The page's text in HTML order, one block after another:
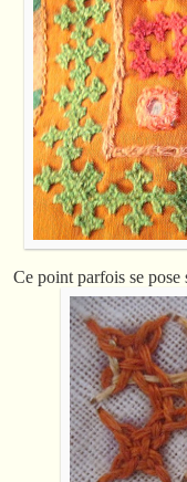
Ce point parfois se pose